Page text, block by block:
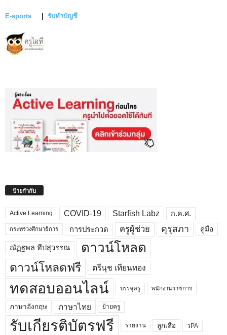
E-sports รับทำบัญชี
ป้ายกำกับ
Active Learning COVID-19 Starfish Labz ก.ค.ศ.
กระทรวงศึกษาธิการ การประกวด ครูผู้ช่วย คุรุสภา คู่มือ
ณัฏฐพล ทีปสุวรรณ ดาวน์โหลด
ดาวน์โหลดฟรี ตรีนุช เทียนทอง
ทดสอบออนไลน์ บรรจุครู พนักงานราชการ
ภาษาอังกฤษ ภาษาไทย ย้ายครู
รับเกียรติบัตรฟรี รายงาน ลูกเสือ วPA